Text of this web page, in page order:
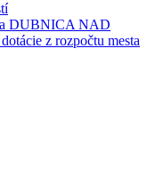
DUBNICA NAD
z rozpočtu mesta